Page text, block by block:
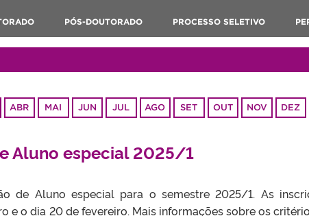
PÓS-DOUTORADO PROCESSO SELETIVO
ABR MAI JUN JUL AGO SET OUT NOV DEZ
Aluno especial 2025/1
de Aluno especial para o semestre 2025/1. As
e o dia 20 de fevereiro. Mais informações sobre os